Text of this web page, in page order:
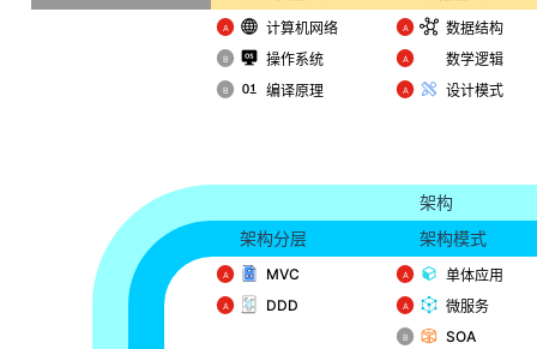
️A 计算机网络
️B 操作系统
️B 编译原理
️A 数据结构
️A 数学逻辑
️A 设计模式
架构分层
️A MVC
️A DDD
架构
架构模式
️A 单体应用
️A 微服务
️B SOA